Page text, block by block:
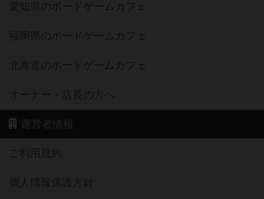
愛知県のボードゲームカフェ
福岡県のボードゲームカフェ
北海道のボードゲームカフェ
オーナー・店長の方へ
運営者情報
ご利用規約
個人情報保護方針